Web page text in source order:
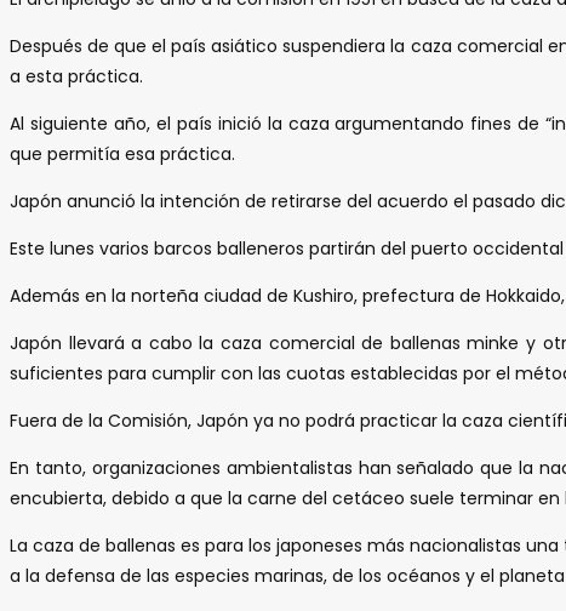
Después de que el país asiático suspendiera la caza comercial
a esta práctica.
Al siguiente año, el país inició la caza argumentando fines de
que permitía esa práctica.
Japón anunció la intención de retirarse del acuerdo el pasado
Este lunes varios barcos balleneros partirán del puerto
Además en la norteña ciudad de Kushiro, prefectura de
Japón llevará a cabo la caza comercial de ballenas minke y
suficientes para cumplir con las cuotas establecidas por el
Fuera de la Comisión, Japón ya no podrá practicar la caza
En tanto, organizaciones ambientalistas han señalado que la
encubierta, debido a que la carne del cetáceo suele terminar en
La caza de ballenas es para los japoneses más nacionalistas
a la defensa de las especies marinas, de los océanos y el